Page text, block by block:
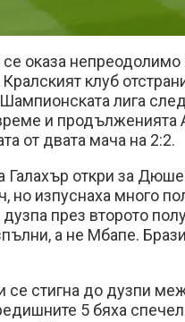
Loaded
оказа непреодолимо
клуб
лига
и продълженията
от двата мача на 2:2.
откри за
но изпуснаха много
през второто
а не Мбапе.
стигна до дузпи
5 бяха